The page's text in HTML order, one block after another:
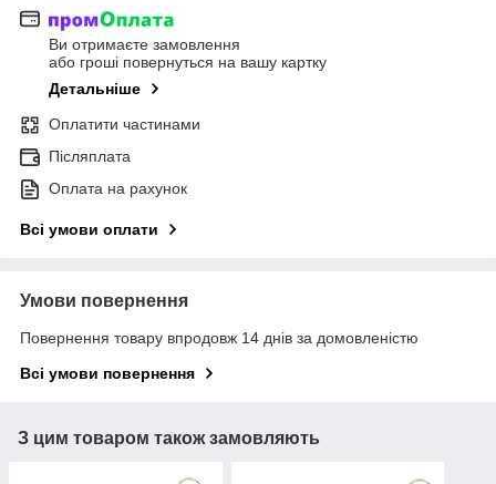
Ви отримаєте замовлення
або гроші повернуться на вашу картку
Детальніше
Оплатити частинами
Післяплата
Оплата на рахунок
Всі умови оплати
Умови повернення
Повернення товару впродовж 14 днів за домовленістю
Всі умови повернення
З цим товаром також замовляють